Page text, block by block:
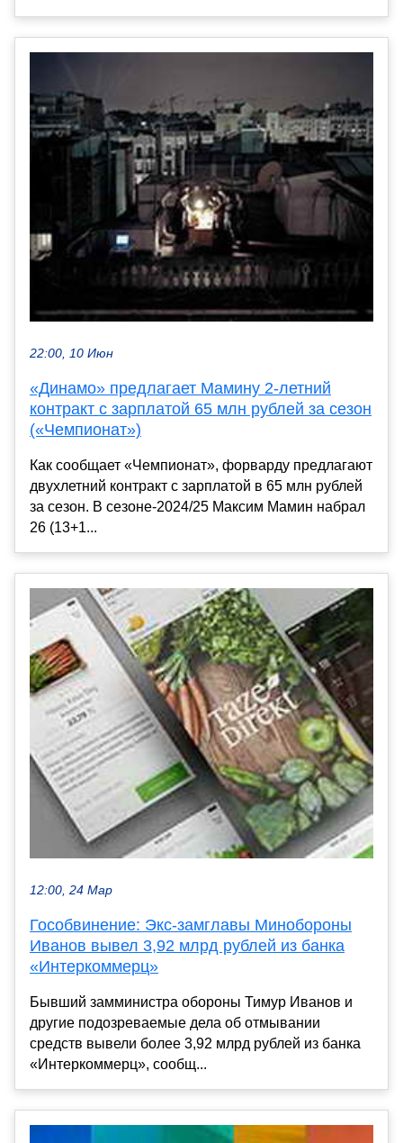
22:00, 10 Июн
«Динамо» предлагает Мамину 2-летний
контракт с зарплатой 65 млн рублей за сезон
(«Чемпионат»)
Как сообщает «Чемпионат», форварду предлагают
двухлетний контракт с зарплатой в 65 млн рублей
за сезон. В сезоне-2024/25 Максим Мамин набрал
26 (13+1...
12:00, 24 Мар
Гособвинение: Экс-замглавы Минобороны
Иванов вывел 3,92 млрд рублей из банка
«Интеркоммерц»
Бывший замминистра обороны Тимур Иванов и
другие подозреваемые дела об отмывании
средств вывели более 3,92 млрд рублей из банка
«Интеркоммерц», сообщ...